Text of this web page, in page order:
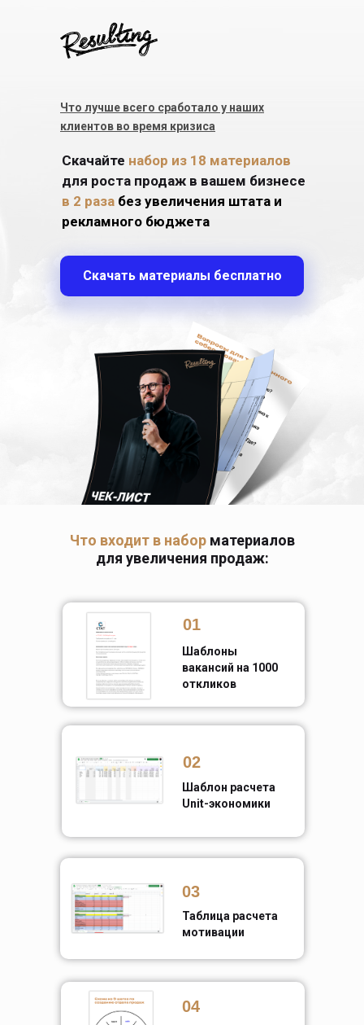
Скачайте набор из 18 материалов
для роста продаж в вашем бизнесе
в 2 раза без увеличения штата и
рекламного бюджета
Скачать материалы бесплатно
Что лучше всего сработало у наших
клиентов во время кризиса
Что входит в наборматериалов
для увеличения продаж:
01
Шаблоны
вакансий на 1000
откликов
02
Шаблон расчета
Unit-экономики
03
Таблица расчета
мотивации
04